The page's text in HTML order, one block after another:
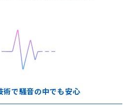
術で騒音の中でも安心